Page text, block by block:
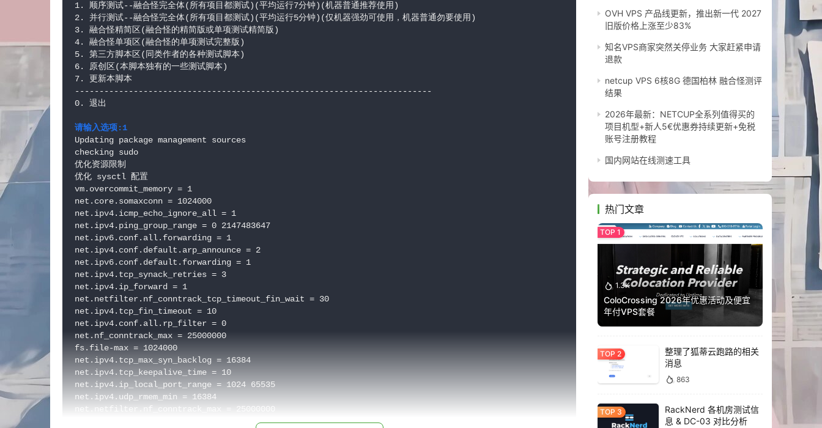
1. 顺序测试--融合怪完全体(所有项目都测试)(平均运行7分钟)(机器普通推荐使用)
2. 并行测试--融合怪完全体(所有项目都测试)(平均运行5分钟)(仅机器强劲可使用，机器普通勿要使用)
3. 融合怪精简区(融合怪的精简版或单项测试精简版)
4. 融合怪单项区(融合怪的单项测试完整版)
5. 第三方脚本区(同类作者的各种测试脚本)
6. 原创区(本脚本独有的一些测试脚本)
7. 更新本脚本
-------------------------------------------------------------------------
0. 退出
请输入选项:1
Updating package management sources
checking sudo
优化资源限制
优化 sysctl 配置
vm.overcommit_memory = 1
net.core.somaxconn = 1024000
net.ipv4.icmp_echo_ignore_all = 1
net.ipv4.ping_group_range = 0 2147483647
net.ipv6.conf.all.forwarding = 1
net.ipv4.conf.default.arp_announce = 2
net.ipv6.conf.default.forwarding = 1
net.ipv4.tcp_synack_retries = 3
net.ipv4.ip_forward = 1
net.netfilter.nf_conntrack_tcp_timeout_fin_wait = 30
net.ipv4.tcp_fin_timeout = 10
net.ipv4.conf.all.rp_filter = 0
net.nf_conntrack_max = 25000000
fs.file-max = 1024000
net.ipv4.tcp_max_syn_backlog = 16384
net.ipv4.tcp_keepalive_time = 10
net.ipv4.ip_local_port_range = 1024 65535
net.ipv4.udp_rmem_min = 16384
net.netfilter.nf_conntrack_max = 25000000
OVH VPS 产品线更新，推出新一代 2027
旧版价格上涨至少83%
知名VPS商家突然关停业务 大家赶紧申请
退款
netcup VPS 6核8G 德国柏林 融合怪测评
结果
2026年最新：NETCUP全系列值得买的
项目机型+新人5€优惠券持续更新+免税
账号注册教程
国内网站在线测速工具
热门文章
1.3K
ColoCrossing 2026年优惠活动及便宜
年付VPS套餐
整理了狐蒂云跑路的相关
消息
863
RackNerd 各机房测试信
息 & DC-03 对比分析